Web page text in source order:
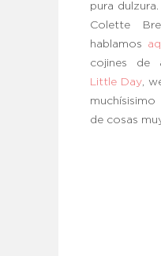
pura
Colette
hablamos
cojines de
Little Day ,
de cosas